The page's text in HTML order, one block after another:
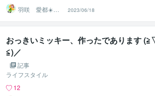
羽咲 愛都☀️ハ
サキ アイト☀️
2023/06/18
おっきいミッキー、作ったであります
≦)／
記事
ライフスタイル
12